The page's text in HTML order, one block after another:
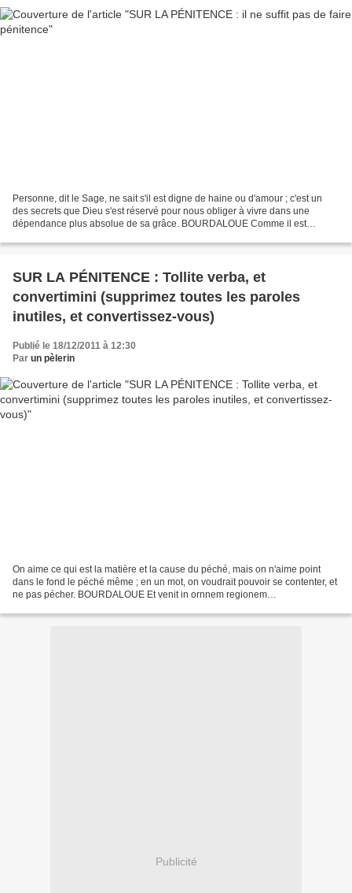
Personne, dit le Sage, ne sait s'il est digne de haine ou d'amour ; c'est un
des secrets que Dieu s'est réservé pour nous obliger à vivre dans une
dépendance plus absolue de sa grâce. BOURDALOUE Comme il est
SUR LA PÉNITENCE : Tollite verba, et
convertimini (supprimez toutes les paroles
inutiles, et convertissez-vous)
Publié le 18/12/2011 à 12:30
Par un pèlerin
On aime ce qui est la matière et la cause du péché, mais on n'aime point
dans le fond le péché même ; en un mot, on voudrait pouvoir se contenter, et
ne pas pécher. BOURDALOUE Et venit in ornnem regionem
Publicité